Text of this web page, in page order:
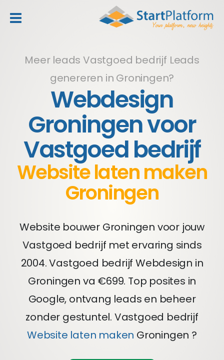
Meer leads Vastgoed bedrijf Leads
genereren in Groningen?
Webdesign
Groningen voor
Vastgoed bedrijf
Website laten maken
Groningen
Website bouwer Groningen voor jouw
Vastgoed bedrijf met ervaring sinds
2004. Vastgoed bedrijf Webdesign in
Groningen va €699. Top posites in
Google, ontvang leads en beheer
zonder gestuntel. Vastgoed bedrijf
Website laten maken Groningen ?
header_toggle_navigation